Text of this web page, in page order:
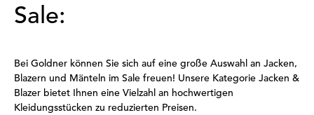
Sale:
Bei Goldner können Sie sich auf eine große Auswahl an Jacken,
Blazern und Mänteln im Sale freuen! Unsere Kategorie Jacken &
Blazer bietet Ihnen eine Vielzahl an hochwertigen
Kleidungsstücken zu reduzierten Preisen.